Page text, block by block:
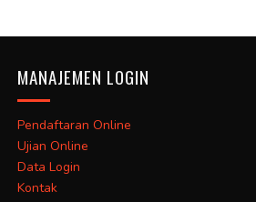
MANAJEMEN LOGIN
Pendaftaran Online
Ujian Online
Data Login
Kontak